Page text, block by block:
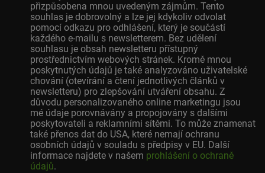
přizpůsobena mnou uvedeným zájmům. Tento
souhlas je dobrovolný a lze jej kdykoliv odvolat
pomocí odkazu pro odhlášení, který je součástí
každého e-mailu s newsletterem. Bez udělení
souhlasu je obsah newsletteru přístupný
prostřednictvím webových stránek. Kromě mnou
poskytnutých údajů je také analyzováno uživatelské
chování (otevírání a čtení jednotlivých článků v
newsletteru) pro zlepšování utváření obsahu. Z
důvodu personalizovaného online marketingu jsou
mé údaje porovnávány a propojovány s dalšími
poskytovateli a reklamními sítěmi. To může znamenat
také přenos dat do USA, které nemají ochranu
osobních údajů v souladu s předpisy v EU. Další
informace najdete v našem prohlášení o ochraně
údajů.